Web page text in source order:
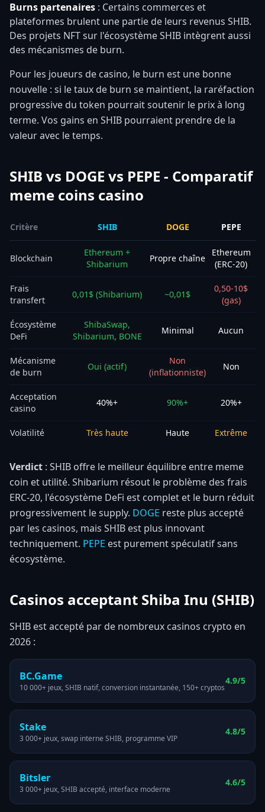
Burns partenaires : Certains commerces et
plateformes brulent une partie de leurs revenus SHIB.
Des projets NFT sur l'écosystème SHIB intègrent aussi
des mécanismes de burn.
Pour les joueurs de casino, le burn est une bonne
nouvelle : si le taux de burn se maintient, la raréfaction
progressive du token pourrait soutenir le prix à long
terme. Vos gains en SHIB pourraient prendre de la
valeur avec le temps.
SHIB vs DOGE vs PEPE - Comparatif
meme coins casino
Critère SHIB DOGE PEPE
Blockchain
Ethereum +
Shibarium
Propre chaîne
Ethereum
(ERC-20)
Frais
transfert
0,01$ (Shibarium) ~0,01$
0,50-10$
(gas)
Écosystème
DeFi
ShibaSwap,
Shibarium, BONE
Minimal Aucun
Mécanisme
de burn
Oui (actif)
Non
(inflationniste)
Non
Acceptation
casino
40%+ 90%+ 20%+
Volatilité Très haute Haute Extrême
Verdict : SHIB offre le meilleur équilibre entre meme
coin et utilité. Shibarium résout le problème des frais
ERC-20, l'écosystème DeFi est complet et le burn réduit
progressivement le supply. DOGE reste plus accepté
par les casinos, mais SHIB est plus innovant
techniquement. PEPE est purement spéculatif sans
écosystème.
Casinos acceptant Shiba Inu (SHIB)
SHIB est accepté par de nombreux casinos crypto en
2026 :
BC.Game
10 000+ jeux, SHIB natif, conversion instantanée, 150+ cryptos
4.9/5
Stake
3 000+ jeux, swap interne SHIB, programme VIP
4.8/5
Bitsler
3 000+ jeux, SHIB accepté, interface moderne
4.6/5